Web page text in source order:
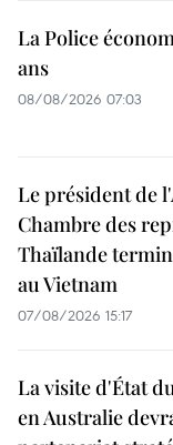
La Police
ans
08/08/2026 07:03
Le président de
Chambre des
Thaïlande
au Vietnam
07/08/2026 15:17
La visite d'État
en Australie